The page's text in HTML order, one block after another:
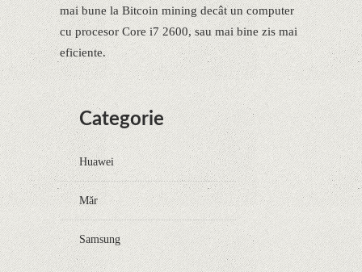
mai bune la Bitcoin mining decât un computer
cu procesor Core i7 2600, sau mai bine zis mai
eficiente.
Categorie
Huawei
Măr
Samsung